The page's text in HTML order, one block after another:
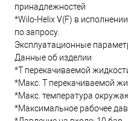
принадлежностей
*Wilo-Helix V(F) в
по запросу.
Эксплуатационные
Данные об изделии
*Т перекачиваемой
*Макс. T перекачиваемой
*Макс. температура
*Максимальное рабочее